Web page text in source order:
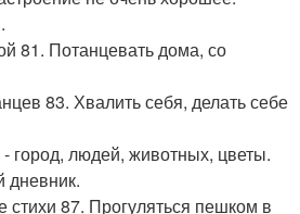
81. Потанцевать дома, со
83. Хвалить себя, делать себе
город, людей, животных, цветы.
дневник.
стихи 87. Прогуляться пешком в